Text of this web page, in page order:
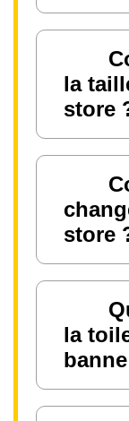
la
store
store
la